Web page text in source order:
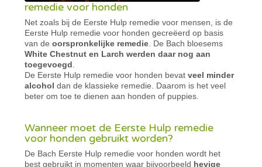
remedie voor honden
Net zoals bij de Eerste Hulp remedie voor mensen, is de
Eerste Hulp remedie voor honden gecreëerd op basis
van deoorspronkelijke remedie. De Bach bloesems
White Chestnut en Larch werden daar nog aan
toegevoegd.
De Eerste Hulp remedie voor honden bevatveel minder
alcohol dan de klassieke remedie. Daarom is het veel
beter om toe te dienen aan honden of puppies.
Wanneer moet de Eerste Hulp remedie
voor honden gebruikt worden?
De Bach Eerste Hulp remedie voor honden wordt het
best gebruikt in momenten waar bijvoorbeeld hevige